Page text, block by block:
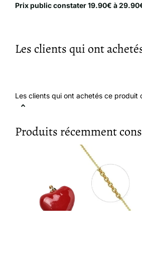
Prix ​​public constater 19.90€ à
Les clients qui ont
Les clients qui ont achetés ce produit
Produits récemment